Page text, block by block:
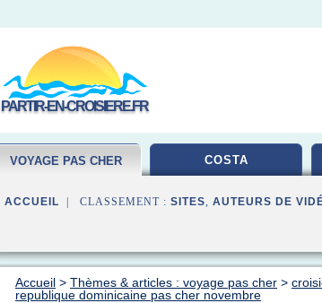
PARTIR-EN-CROISIERE.FR
VOYAGE PAS CHER COSTA
ACCUEIL | CLASSEMENT : SITES, AUTEURS DE
Accueil > Thèmes & articles : voyage pas cher >
republique dominicaine pas cher novembre